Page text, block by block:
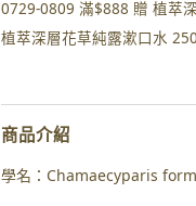
0729-0809 滿$888 贈 植萃
植萃深層花草純露漱口水
商品介紹
學名：Chamaecyparis